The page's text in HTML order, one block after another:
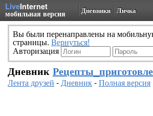
LiveInternet
мобильная версия Дневники Личка
Вы были перенаправлены на
страницы. Вернуться!
Авторизация
Дневник
Лента друзей -Дневник-Полная версия